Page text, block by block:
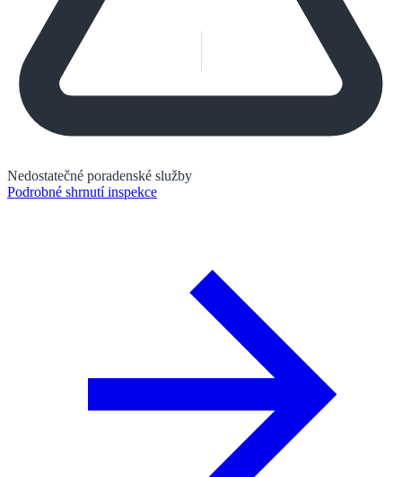
Nedostatečné poradenské služby
Podrobné shrnutí inspekce